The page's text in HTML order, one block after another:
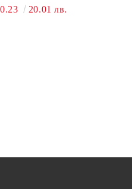
20.01 лв.